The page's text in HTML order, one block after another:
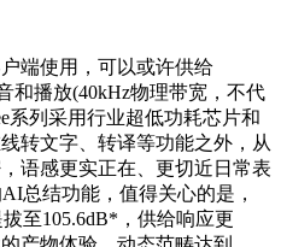
使用，可以或许供给
和播放(40kHz物理带宽，不代
系列采用行业超低功耗芯片和
转文字、转译等功能之外，从
语感更实正在、更切近日常表
总结功能，值得关心的是，
至105.6dB*，供给响应更